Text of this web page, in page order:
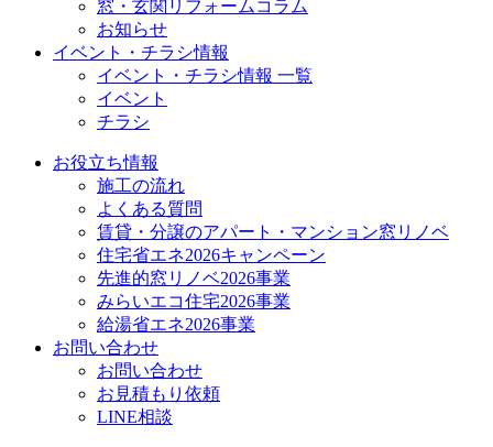
窓・玄関リフォームコラム
お知らせ
イベント・チラシ情報
イベント・チラシ情報 一覧
イベント
チラシ
お役立ち情報
施工の流れ
よくある質問
賃貸・分譲のアパート・マンション窓リノベ
住宅省エネ2026キャンペーン
先進的窓リノベ2026事業
みらいエコ住宅2026事業
給湯省エネ2026事業
お問い合わせ
お問い合わせ
お見積もり依頼
LINE相談